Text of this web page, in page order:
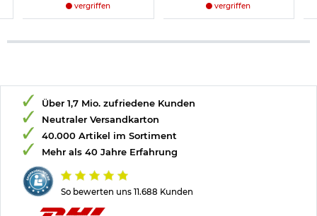
vergriffen vergriffen
So bewerten uns 11.688 Kunden
Über 1,7 Mio. zufriedene Kunden
Neutraler Versandkarton
40.000 Artikel im Sortiment
Mehr als 40 Jahre Erfahrung